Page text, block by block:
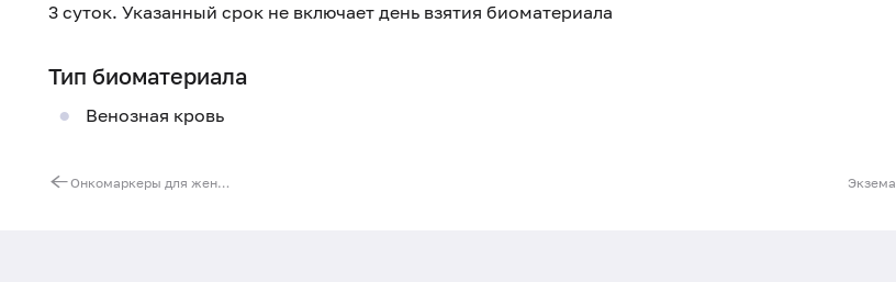
3 суток. Указанный срок не включает день взятия биоматериала
Тип биоматериала
Венозная кровь
Онкомаркеры для женщин Экзема